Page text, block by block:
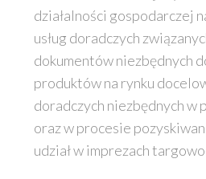
działalności gospodarczej
usług doradczych
dokumentów niezbędnych
produktów na rynku
doradczych niezbędnych w
oraz w procesie
udział w imprezach